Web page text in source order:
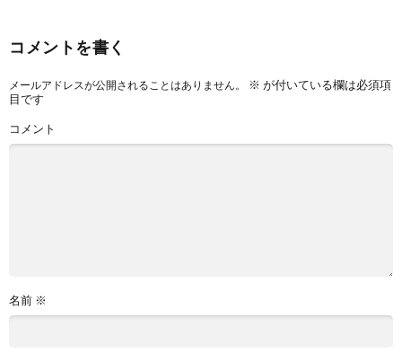
コメントを書く
メールアドレスが公開されることはありません。 ※ が付いている欄は必須項
目です
コメント
名前 ※